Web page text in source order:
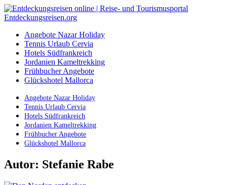
Angebote Nazar Holiday
Tennis Urlaub Cervia
Hotels Südfrankreich
Jordanien Kameltrekking
Frühbucher Angebote
Glückshotel Mallorca
Angebote Nazar Holiday
Tennis Urlaub Cervia
Hotels Südfrankreich
Jordanien Kameltrekking
Frühbucher Angebote
Glückshotel Mallorca
Autor: Stefanie Rabe